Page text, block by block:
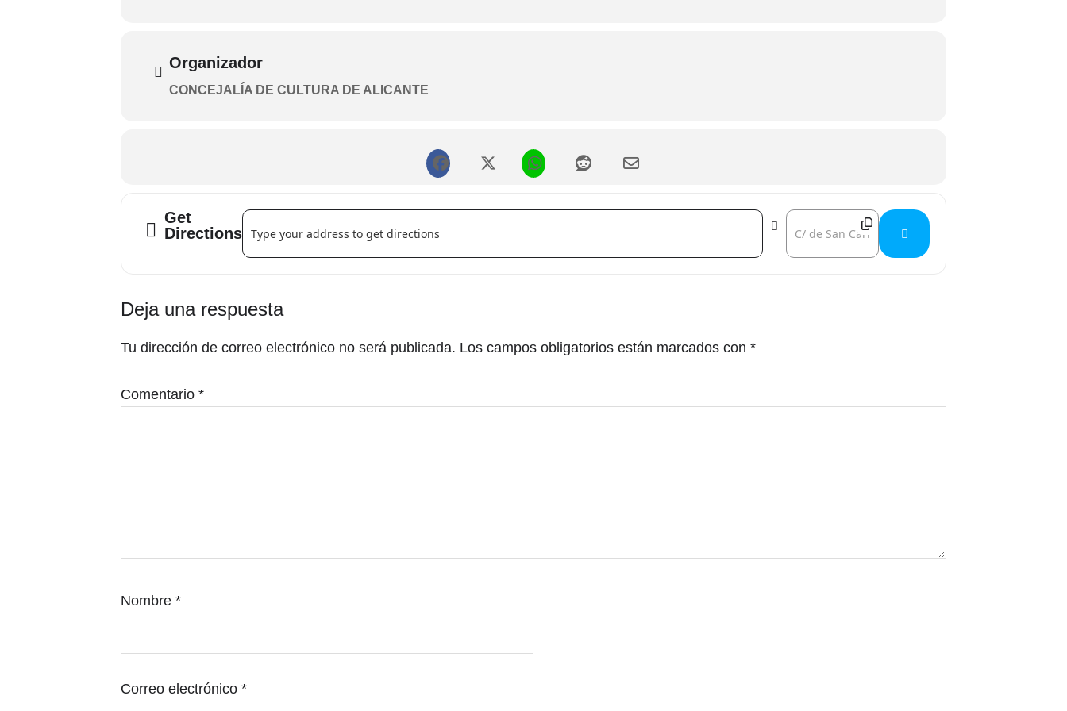
Dirección: Conchi Rodríguez
Organizador
CONCEJALÍA DE CULTURA DE ALICANTE
Get
Directions
Address - ALACANT A ESCENA - Emblanco (o Matamaríos) [] Destination Address - ALACANT A ESCENA -
Interacciones
con
lectores
Deja una respuesta
Tu dirección de correo electrónico no será publicada. Los campos obligatorios están marcados con *
Comentario *
Nombre *
Correo electrónico *